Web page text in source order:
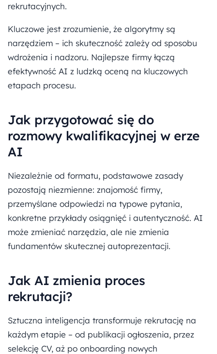
rekrutacyjnych.
Kluczowe jest zrozumienie, że algorytmy są
narzędziem – ich skuteczność zależy od sposobu
wdrożenia i nadzoru. Najlepsze firmy łączą
efektywność AI z ludzką oceną na kluczowych
etapach procesu.
Jak przygotować się do
rozmowy kwalifikacyjnej w erze
AI
Niezależnie od formatu, podstawowe zasady
pozostają niezmienne: znajomość firmy,
przemyślane odpowiedzi na typowe pytania,
konkretne przykłady osiągnięć i autentyczność. AI
może zmieniać narzędzia, ale nie zmienia
fundamentów skutecznej autoprezentacji.
Jak AI zmienia proces
rekrutacji?
Sztuczna inteligencja transformuje rekrutację na
każdym etapie – od publikacji ogłoszenia, przez
selekcję CV, aż po onboarding nowych